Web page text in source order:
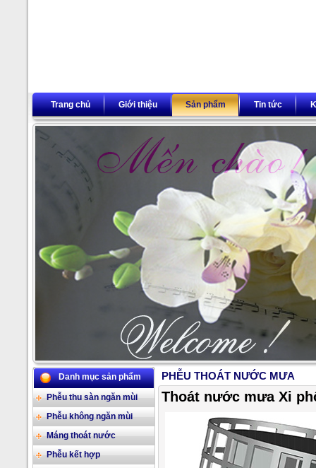
Trang chủ Giới thiệu Sản phẩm Tin tức
2/17
Danh mục sản phẩm
Phễu thu sàn ngăn mùi
Phễu không ngăn mùi
Máng thoát nước
Phễu kết hợp
PHỄU THOÁT NƯỚC MƯA
Thoát nước mưa Xi